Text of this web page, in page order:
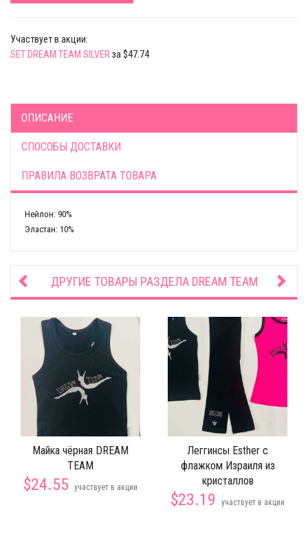
Участвует в акции:
SET DREAM TEAM SILVER за $47.74
ОПИСАНИЕ
СПОСОБЫ ДОСТАВКИ
ПРАВИЛА ВОЗВРАТА ТОВАРА
Нейлон: 90%
Эластан: 10%
ДРУГИЕ ТОВАРЫ РАЗДЕЛА DREAM TEAM
Майка чёрная DREAM
TEAM
$24.55 участвует в акции
Леггинсы Esther c
флажком Израиля из
кристаллов
$23.19 участвует в акции